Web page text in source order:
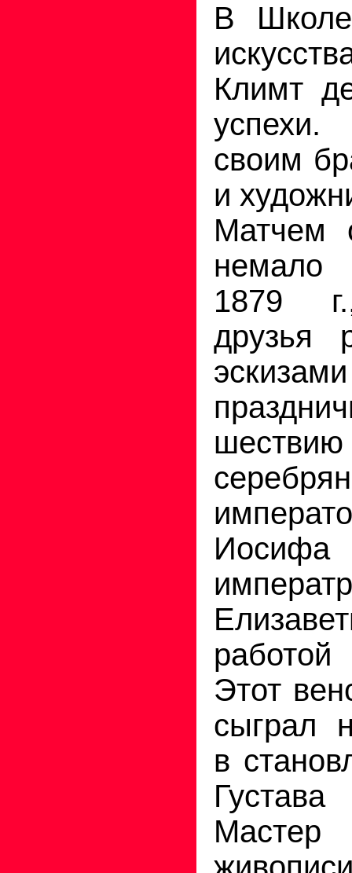
В Школе
Климт
своим
и
Матчем
1879
друзья
Этот
сыграл
в
Мастер